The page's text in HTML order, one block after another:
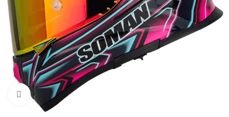
Нажмите, чтобы увеличить